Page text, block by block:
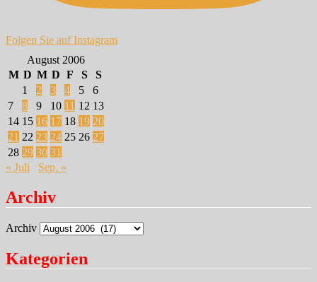
Folgen Sie auf Instagram
August 2006
M D M D F S
S
1
2 3 4 5
6
7
8 9 10 11 12 13
14 15 16 17 18 19 20
21 22 23 24 25 26 27
28 29 30 31
« Juli
Sep. »
Archiv
Archiv
Kategorien